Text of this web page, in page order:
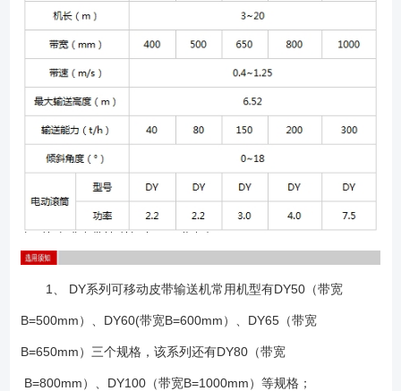
1、 DY系列可移动皮带输送机常用机型有DY50（带宽
B=500mm）、DY60(带宽B=600mm）、DY65（带宽
B=650mm）三个规格，该系列还有DY80（带宽
B=800mm）、DY100（带宽B=1000mm）等规格；